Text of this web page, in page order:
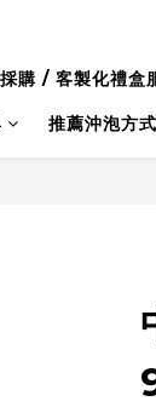
購 / 客製化禮盒
推薦沖泡方式